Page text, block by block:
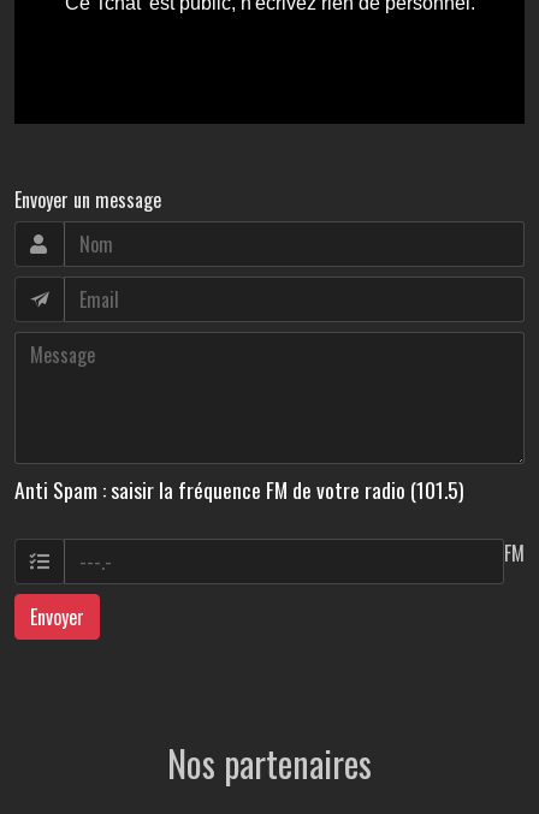
Envoyer un message
Anti Spam : saisir la fréquence FM de votre radio (101.5)
FM
Envoyer
Nos partenaires